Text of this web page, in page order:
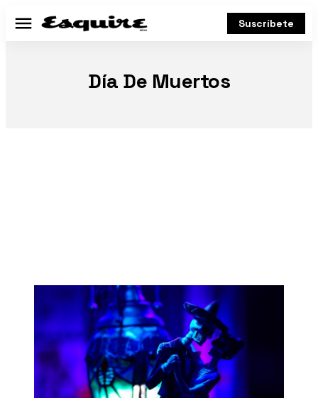
Menú Suscríbete
Día De Muertos